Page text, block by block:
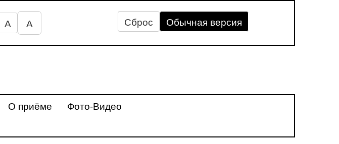
А А Сброс Обычная версия
О приёме
Фото-Видео